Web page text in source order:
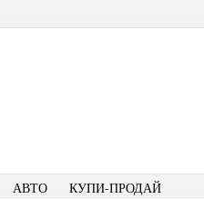
АВТО КУПИ-ПРОДАЙ